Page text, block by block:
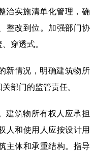
治实施清单化管理，确
整改到位。加强部门协
穿透式。
新情况，明确建筑物所
部门的监管责任。
建筑物所有权人应承担
人和使用人应按设计用
主体和承重结构。指导